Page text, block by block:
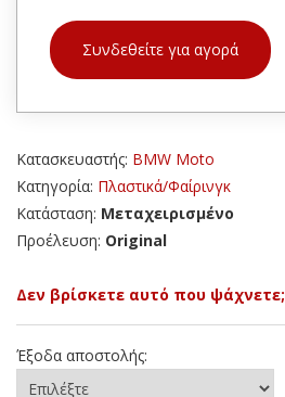
Συνδεθείτε για αγορά
Κατασκευαστής: BMW Moto
Κατηγορία: Πλαστικά/Φαίρινγκ
Κατάσταση: Μεταχειρισμένο
Προέλευση: Original
Δεν βρίσκετε αυτό που ψάχνετε;
Έξοδα αποστολής: